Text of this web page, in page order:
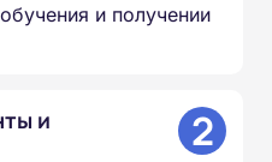
и получении
и
2